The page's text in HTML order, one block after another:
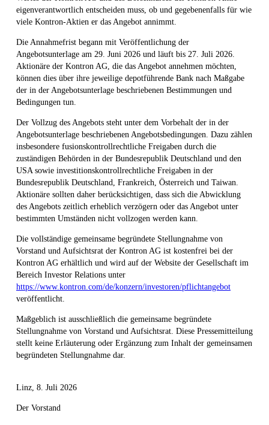
eigenverantwortlich entscheiden muss, ob und gegebenenfalls für wie
viele Kontron-Aktien er das Angebot annimmt.
Die Annahmefrist begann mit Veröffentlichung der
Angebotsunterlage am 29. Juni 2026 und läuft bis 27. Juli 2026.
Aktionäre der Kontron AG, die das Angebot annehmen möchten,
können dies über ihre jeweilige depotführende Bank nach Maßgabe
der in der Angebotsunterlage beschriebenen Bestimmungen und
Bedingungen tun.
Der Vollzug des Angebots steht unter dem Vorbehalt der in der
Angebotsunterlage beschriebenen Angebotsbedingungen. Dazu zählen
insbesondere fusionskontrollrechtliche Freigaben durch die
zuständigen Behörden in der Bundesrepublik Deutschland und den
USA sowie investitionskontrollrechtliche Freigaben in der
Bundesrepublik Deutschland, Frankreich, Österreich und Taiwan.
Aktionäre sollten daher berücksichtigen, dass sich die Abwicklung
des Angebots zeitlich erheblich verzögern oder das Angebot unter
bestimmten Umständen nicht vollzogen werden kann.
Die vollständige gemeinsame begründete Stellungnahme von
Vorstand und Aufsichtsrat der Kontron AG ist kostenfrei bei der
Kontron AG erhältlich und wird auf der Website der Gesellschaft im
Bereich Investor Relations unter
https://www.kontron.com/de/konzern/investoren/pflichtangebot
veröffentlicht.
Maßgeblich ist ausschließlich die gemeinsame begründete
Stellungnahme von Vorstand und Aufsichtsrat. Diese Pressemitteilung
stellt keine Erläuterung oder Ergänzung zum Inhalt der gemeinsamen
begründeten Stellungnahme dar.
Linz, 8. Juli 2026
Der Vorstand